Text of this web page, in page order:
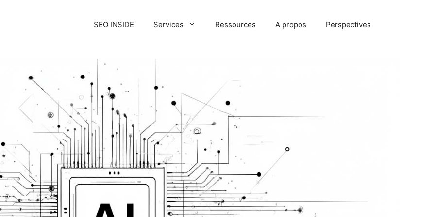
SEO INSIDE Services Ressources A propos Perspectives